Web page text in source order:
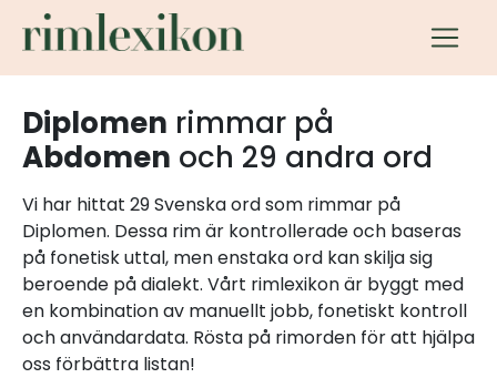
Diplomen rimmar på
Abdomen och 29 andra ord
Vi har hittat 29 Svenska ord som rimmar på
Diplomen. Dessa rim är kontrollerade och baseras
på fonetisk uttal, men enstaka ord kan skilja sig
beroende på dialekt. Vårt rimlexikon är byggt med
en kombination av manuellt jobb, fonetiskt kontroll
och användardata. Rösta på rimorden för att hjälpa
oss förbättra listan!